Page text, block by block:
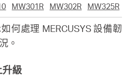
MW301R MW302R MW325R
何處理 MERCUSYS 設備韌
。
升級